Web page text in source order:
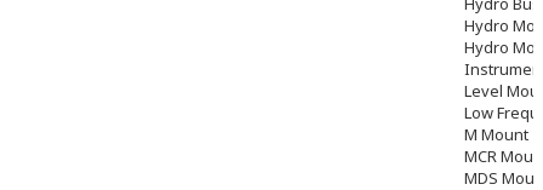
Hydro
Hydro
Level
Low
M Mount
MCR
MDS